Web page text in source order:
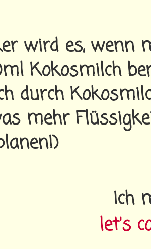
wird es, wenn
Kokosmilch
durch
mehr
Ich
let's